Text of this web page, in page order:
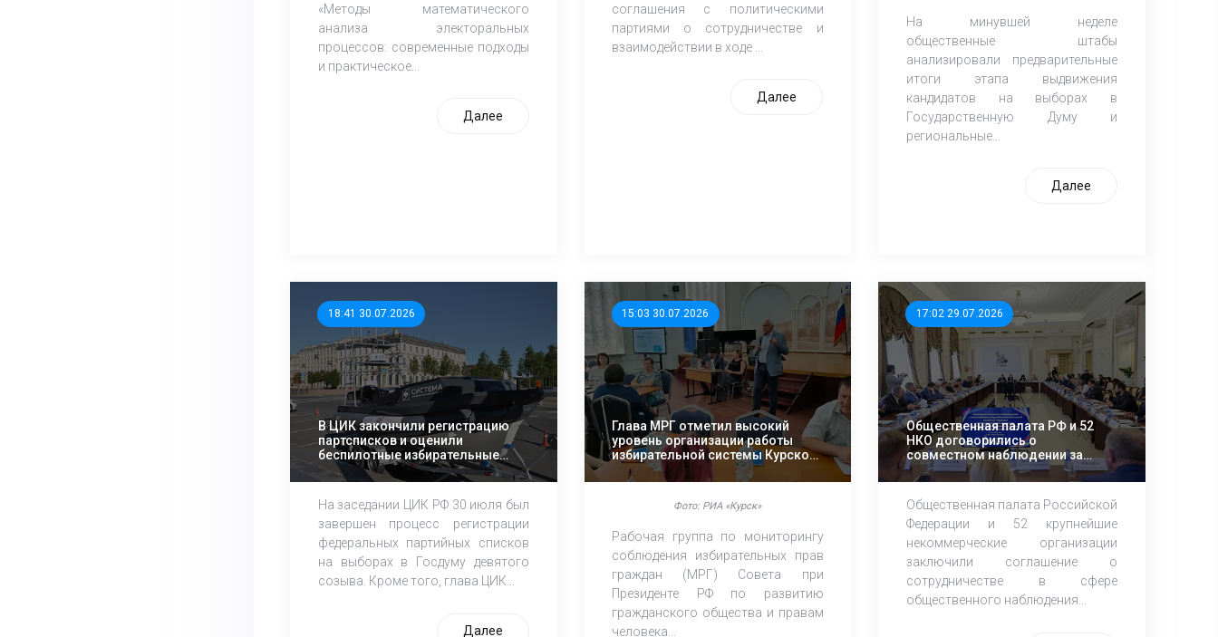
«Методы математического
анализа электоральных
процессов: современные подходы
и практическое...
Далее
соглашения с политическими
партиями о сотрудничестве и
взаимодействии в ходе ...
Далее
На минувшей неделе
общественные штабы
анализировали предварительные
итоги этапа выдвижения
кандидатов на выборах в
Государственную Думу и
региональные...
Далее
18:41 30.07.2026
В ЦИК закончили регистрацию
партсписков и оценили
беспилотные избирательные
технологии
На заседании ЦИК РФ 30 июля был
завершен процесс регистрации
федеральных партийных списков
на выборах в Госдуму девятого
созыва. Кроме того, глава ЦИК...
Далее
15:03 30.07.2026
Глава МРГ отметил высокий
уровень организации работы
избирательной системы Курской
области
Фото: РИА «Курск»
Рабочая группа по мониторингу
соблюдения избирательных прав
граждан (МРГ) Совета при
Президенте РФ по развитию
гражданского общества и правам
человека...
17:02 29.07.2026
Общественная палата РФ и 52
НКО договорились о
совместном наблюдении за
осенними выборами
Общественная палата Российской
Федерации и 52 крупнейшие
некоммерческие организации
заключили соглашение о
сотрудничестве в сфере
общественного наблюдения...